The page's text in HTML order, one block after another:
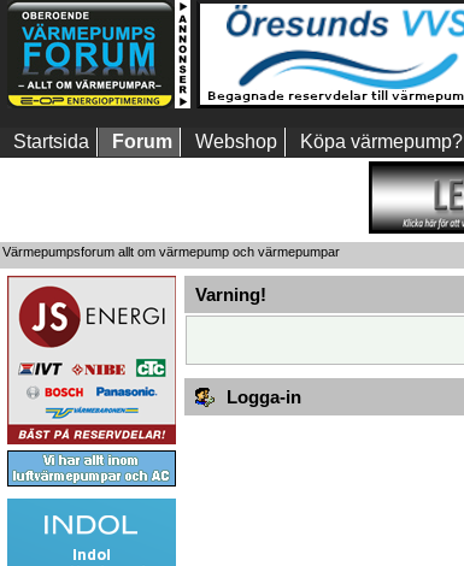
Startsida Forum Webshop Köpa värmepump?
Värmepumpsforum allt om värmepump och värmepumpar
Varning!
Logga-in